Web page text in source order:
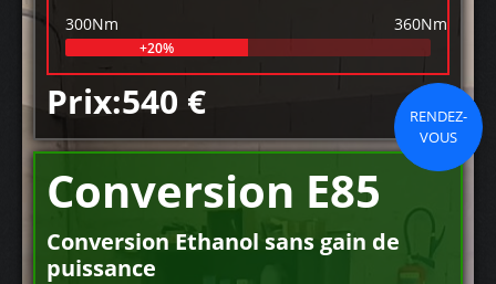
300Nm 360Nm
+20%
Prix:540 €
RENDEZ-
VOUS
Conversion E85
Conversion Ethanol sans gain de
puissance